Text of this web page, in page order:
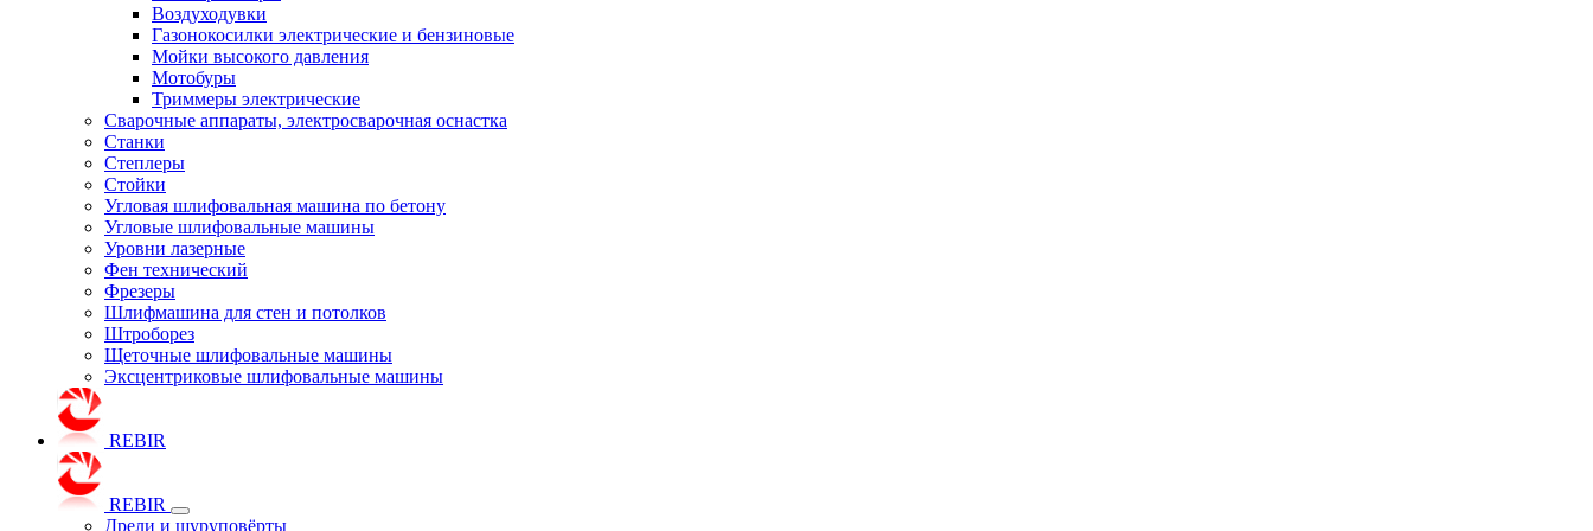
Воздуходувки
Газонокосилки электрические и бензиновые
Мойки высокого давления
Мотобуры
Триммеры электрические
Сварочные аппараты, электросварочная оснастка
Станки
Степлеры
Стойки
Угловая шлифовальная машина по бетону
Угловые шлифовальные машины
Уровни лазерные
Фен технический
Фрезеры
Шлифмашина для стен и потолков
Штроборез
Щеточные шлифовальные машины
Эксцентриковые шлифовальные машины
REBIR
REBIR
Дрели и шуруповёрты